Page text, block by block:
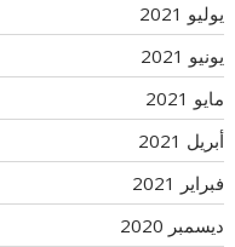
يوليو 2021
يونيو 2021
مايو 2021
أبريل 2021
فبراير 2021
ديسمبر 2020